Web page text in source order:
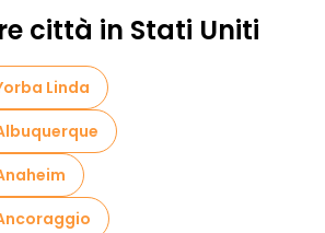
città in Stati Uniti
Linda